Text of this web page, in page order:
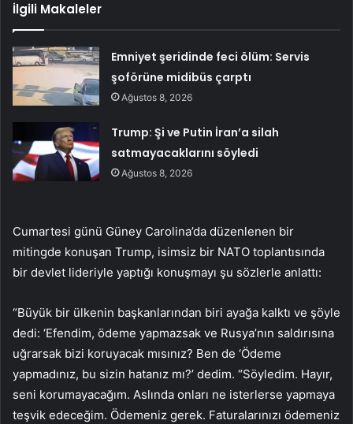
İlgili Makaleler
Emniyet şeridinde feci ölüm: Servis
şoförüne midibüs çarptı
Ağustos 8, 2026
Trump: Şi ve Putin İran’a silah
satmayacaklarını söyledi
Ağustos 8, 2026
Cumartesi günü Güney Carolina’da düzenlenen bir
mitingde konuşan Trump, isimsiz bir NATO toplantısında
bir devlet lideriyle yaptığı konuşmayı şu sözlerle anlattı:
“Büyük bir ülkenin başkanlarından biri ayağa kalktı ve şöyle
dedi: ‘Efendim, ödeme yapmazsak ve Rusya’nın saldırısına
uğrarsak bizi koruyacak mısınız? Ben de ‘Ödeme
yapmadınız, bu sizin hatanız mı?’ dedim. “Söyledim. Hayır,
seni korumayacağım. Aslında onları ne isterlerse yapmaya
teşvik edeceğim. Ödemeniz gerek. Faturalarınızı ödemeniz